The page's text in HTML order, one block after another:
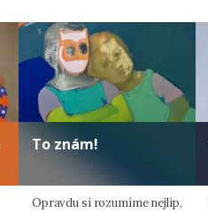
To znám!
Opravdu si rozumíme nejlíp,